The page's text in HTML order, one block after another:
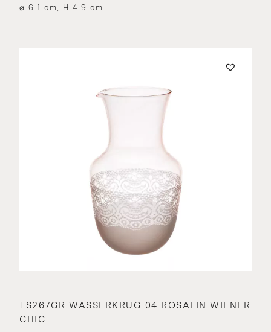
⌀ 6.1 cm, H 4.9 cm
TS267GR WASSERKRUG 04 ROSALIN WIENER
CHIC